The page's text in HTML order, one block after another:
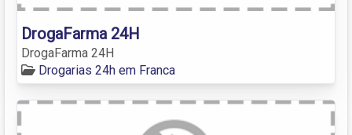
DrogaFarma 24H
DrogaFarma 24H
Drogarias 24h em Franca